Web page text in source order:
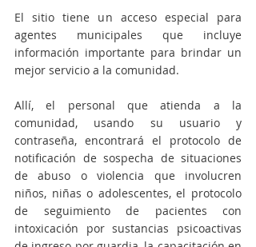
El sitio tiene un acceso especial para
agentes municipales que incluye
información importante para brindar un
mejor servicio a la comunidad.
Allí, el personal que atienda a la
comunidad, usando su usuario y
contraseña, encontrará el protocolo de
notificación de sospecha de situaciones
de abuso o violencia que involucren
niños, niñas o adolescentes, el protocolo
de seguimiento de pacientes con
intoxicación por sustancias psicoactivas